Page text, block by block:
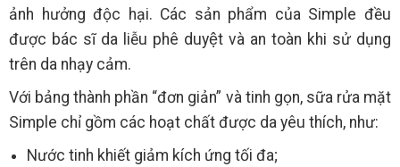
ảnh hưởng độc hại. Các sản phẩm của Simple đều
được bác sĩ da liễu phê duyệt và an toàn khi sử dụng
trên da nhạy cảm.
Với bảng thành phần “đơn giản” và tinh gọn, sữa rửa mặt
Simple chỉ gồm các hoạt chất được da yêu thích, như:
Nước tinh khiết giảm kích ứng tối đa;